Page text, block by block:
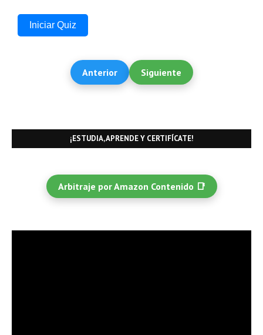
Iniciar Quiz
Anterior Siguiente
¡ESTUDIA, APRENDE Y CERTIFÍCATE!
Arbitraje por Amazon Contenido 📑